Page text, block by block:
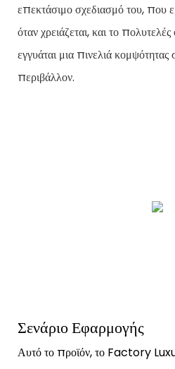
επεκτάσιμο σχεδιασμό του, που
όταν χρειάζεται, και το
εγγυάται μια πινελιά
περιβάλλον.
Σενάριο Εφαρμογής
Αυτό το προϊόν, το Factory